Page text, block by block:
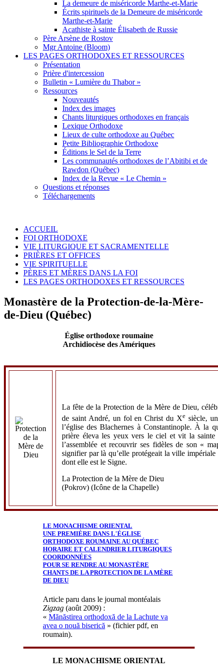
La demeure de miséricorde Marthe-et-Marie
Écrits spirituels de la Demeure de miséricorde
Marthe-et-Marie
Acathiste à sainte Élisabeth de Russie
Père Arsène de Rostov
Mgr Antoine (Bloom)
LES PAGES ORTHODOXES ET RESSOURCES
Présentation
Prière d'intercession
Bulletin « Lumière du Thabor »
Ressources
Nouveautés
Index des images
Chants liturgiques orthodoxes en français
Lexique Orthodoxe
Lieux de culte orthodoxe au Québec
Petite Bibliographie Orthodoxe
Éditions le Sel de la Terre
Les communautés orthodoxes de l’Abitibi et de
Rawdon (Québec)
Index de la Revue « Le Chemin »
Questions et réponses
Téléchargements
ACCUEIL
FOI ORTHODOXE
VIE LITURGIQUE ET SACRAMENTELLE
PRIÈRES ET OFFICES
VIE SPIRITUELLE
PÈRES ET MÈRES DANS LA FOI
LES PAGES ORTHODOXES ET RESSOURCES
Monastère de la Protection-de-la-Mère-
de-Dieu (Québec)
Église orthodoxe roumaine
Archidiocèse des Amériques
La fête de la Protection de la Mère de Dieu,
de saint André, un fol en Christ du Xe siècle,
l’église des Blachernes à Constantinople. À la
prière éleva les yeux vers le ciel et vit la
l’assemblée et recouvrir ses fidèles de son «
signifier par là qu’elle protégeait la ville
dont elle est le Signe.
La Protection de la Mère de Dieu
(Pokrov) (Icône de la Chapelle)
LE MONACHISME ORIENTAL
UNE PREMIÈRE DANS L'ÉGLISE
ORTHODOXE ROUMAINE AU QUÉBEC
HORAIRE ET CALENDRIER LITURGIQUES
COORDONNÉES
POUR SE RENDRE AU MONASTÈRE
CHANTS DE LA PROTECTION DE LA MÈRE
DE DIEU
Article paru dans le journal montéalais
Zigzag (août 2009) :
« Mănăstirea orthodoxă de la Lachute va
avea o nouă biserică » (fichier pdf, en
roumain).
LE MONACHISME ORIENTAL